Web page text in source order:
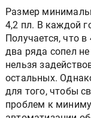
Размер
4,2 пл. В каждой
Получается, что
два ряда сопел
нельзя
остальных.
для того, чтобы
проблем к